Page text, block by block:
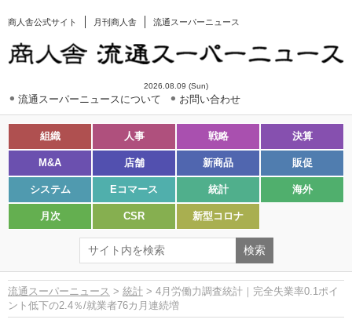
商人舎公式サイト 月刊商人舎 流通スーパーニュース
2026.08.09 (Sun)
流通スーパーニュースについて お問い合わせ
組織 人事 戦略 決算
M&A 店舗 新商品 販促
システム Eコマース 統計 海外
月次 CSR 新型コロナ
流通スーパーニュース > 統計 > 4月労働力調査統計｜完全失業率0.1ポイ
ント低下の2.4％/就業者76カ月連続増